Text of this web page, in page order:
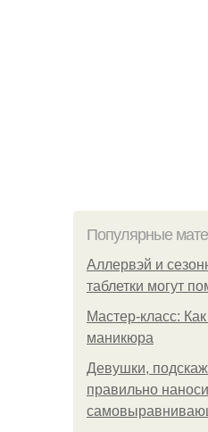
Популярные
Аллервэй и
таблетки могут
Мастер-класс:
маникюра
Девушки,
правильно